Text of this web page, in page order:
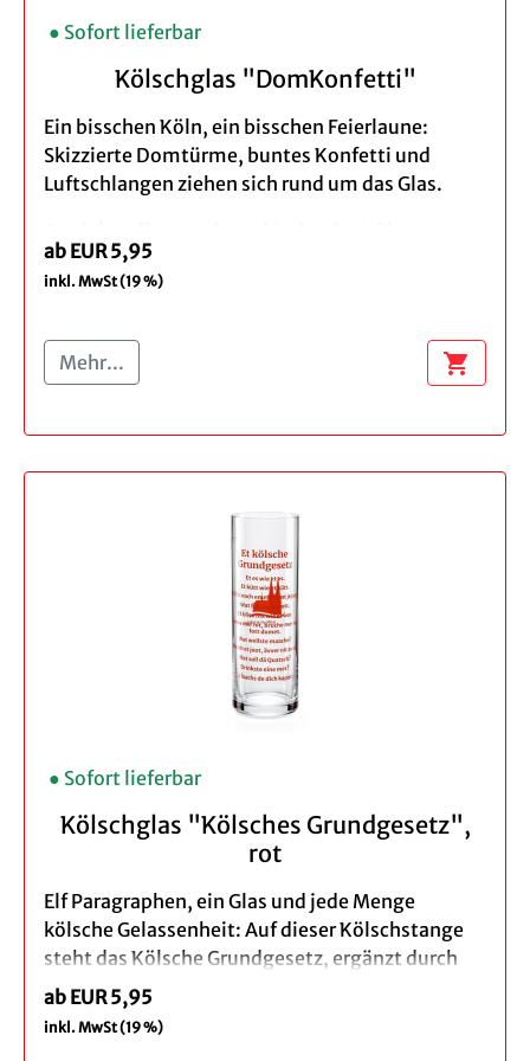
● Sofort lieferbar
Kölschglas "DomKonfetti"
Ein bisschen Köln, ein bisschen Feierlaune:
Skizzierte Domtürme, buntes Konfetti und
Luftschlangen ziehen sich rund um das Glas.
Wahrzeichen mit einem modernen Look – für
den Kölschabend zu Hause, die nächste Feier
Produktdetails:
Höhe ca. 15 cm
Inhalt: 0,2 l
das Spülen per Hand
Verpackung: brauner Geschenkkarton
Bei der Bestellung eines 3er Set profitieren Sie
von unserem Vorteilspreis.
ab EUR 5,95
inkl. MwSt (19 %)
Mehr... shopping_cart
● Sofort lieferbar
Kölschglas "Kölsches Grundgesetz",
rot
Elf Paragraphen, ein Glas und jede Menge
kölsche Gelassenheit: Auf dieser Kölschstange
steht das Kölsche Grundgesetz, ergänzt durch
die Domwelle.
So wird aus dem klassischen Kölschglas ein
ab EUR 5,95
inkl. MwSt (19 %)